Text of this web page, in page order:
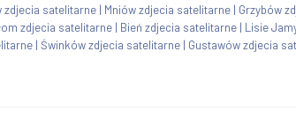
zdjecia satelitarne | Mniów zdjecia satelitarne | Grzybów
zdjecia satelitarne | Bień zdjecia satelitarne | Lisie
| Świnków zdjecia satelitarne | Gustawów zdjecia